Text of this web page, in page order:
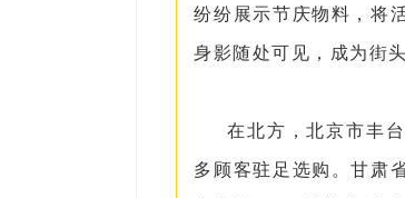
纷纷展示节庆物料，将
身影随处可见，成为街
在北方，北京市丰
多顾客驻足选购。甘肃